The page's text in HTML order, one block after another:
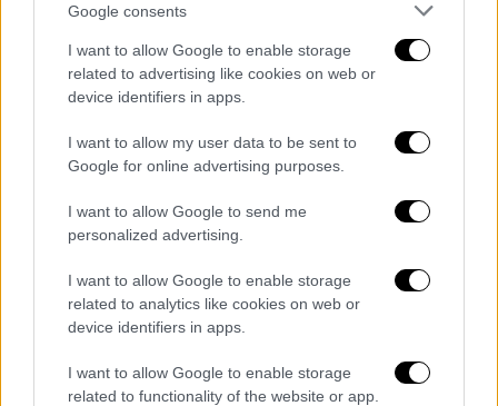
Google consents
I want to allow Google to enable storage
related to advertising like cookies on web or
device identifiers in apps.
I want to allow my user data to be sent to
Google for online advertising purposes.
I want to allow Google to send me
personalized advertising.
I want to allow Google to enable storage
related to analytics like cookies on web or
device identifiers in apps.
I want to allow Google to enable storage
related to functionality of the website or app.
Ξαναμπήκε στο ματς ο Ολυμπιακός
Πριν ο Ολυμπιακός συνέλθει από το 0-1, η
Ένωση βρήκε και το δεύτερο γκολ με σχεδόν
πανομοιότυπο τρόπο. Ήταν η φάση του 38'
όταν μετά από νέο κόρνερ του Άμραμπατ, η
«ερυθρόλευκη» άμυνα έδειξε ξανά την
ολοκληρωτική έλλειψη ποιότητάς και
ατομικών ικανοτήτων, πέρα από τα προφανή
προβλήματα συνολικής λειτουργίας. Ο Λιβάι
νίκησε ξανά τον Μπιανκόν στον αέρα για την
πρώτη κεφαλιά και πριν η μπάλα σκάσει στο
έδαφος, από κοντά ο Τσούμπερ έγραψε το 0-
2. Αρχικά το γκολ ακυρώθηκε για οφσάιντ,